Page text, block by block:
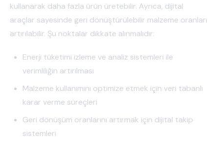
kullanarak daha fazla ürün üretebilir. Ayrıca, dijital
araçlar sayesinde geri dönüştürülebilir malzeme oranları
artırılabilir. Şu noktalar dikkate alınmalıdır:
Enerji tüketimi izleme ve analiz sistemleri ile
verimliliğin artırılması
Malzeme kullanımını optimize etmek için veri tabanlı
karar verme süreçleri
Geri dönüşüm oranlarını artırmak için dijital takip
sistemleri